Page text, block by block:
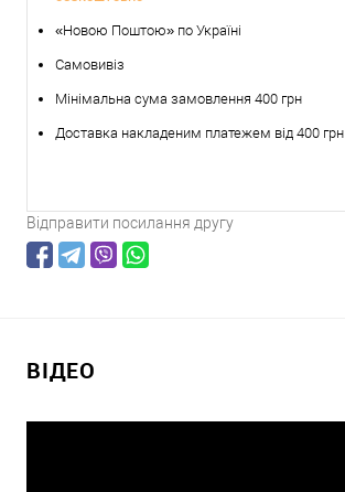
«Новою Поштою» по Україні
Самовивіз
Мінімальна сума замовлення 400 грн
Доставка накладеним платежем від 400 грн
Відправити посилання другу
ВІДЕО